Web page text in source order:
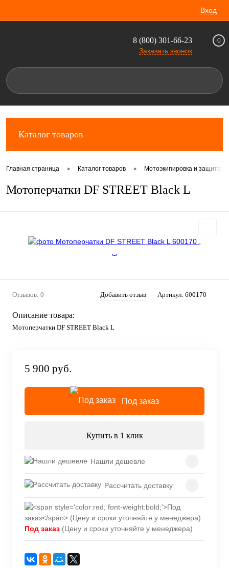
Вход
8 (800) 301-66-23
Заказать звонок
0
Каталог товаров
Главная страница • Каталог товаров • Мотоэкипировка и защита
Мотоперчатки DF STREET Black L
Отзывов: 0 Добавить отзыв Артикул: 600170
Описание товара:
Мотоперчатки DF STREET Black L
5 900 руб.
Под заказ
Купить в 1 клик
Нашли дешевле
Рассчитать доставку
Под заказ (Цену и сроки уточняйте у менеджера)